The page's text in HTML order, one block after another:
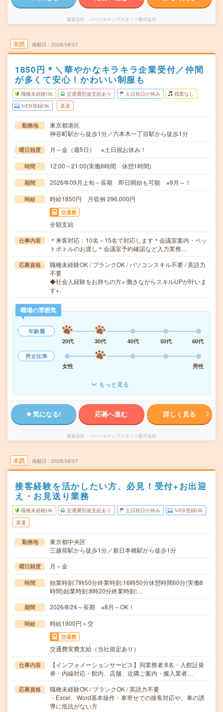
派遣会社 パーソルテンプスタッフ株式会社
未読 掲載日 2026/08/07
1850円＊＼華やかなキラキラ企業受付／仲間
が多くて安心！かわいい制服も
職種未経験OK 交通費別途支給あり 土日祝日が休み 残業なし
WEB登録OK 派遣
勤務地
東京都港区
神谷町駅から徒歩1分／六本木一丁目駅から徒歩1分
曜日頻度 月～金（週5日） ※土日祝お休み！
時間 12:00～21:00(実働8時間 休憩1時間)
期間 2026年09月上旬～長期 即日開始も可能 ※9月～！
時給 時給1850円 月収例 296,000円
交通費
全額支給
仕事内容
＊来客対応：10名～15名で対応します＊会議室案内・ペッ
トボトルのお渡し＊会議室予約確認など入力業務…
応募資格
職種未経験OK / ブランクOK / パソコンスキル不要 / 英語力
不要
◆社会人経験をお持ちの方+.働きながらスキルUPが叶いま
す+.
職場の雰囲気
年齢層
20代
30代 40代 50代
60代
男女比率
女性
男性
もっと見る
気になる! 応募へ進む 詳しく見る
派遣会社 パーソルテンプスタッフ株式会社
未読 掲載日 2026/08/07
接客経験を活かしたい方、必見！受付+お出迎
え・お見送り業務
職種未経験OK 交通費別途支給あり 土日祝日が休み WEB登録OK
派遣
勤務地
東京都中央区
三越前駅から徒歩1分／新日本橋駅から徒歩1分
曜日頻度 月～金
時間
始業時刻:7時50分終業時刻:16時50分休憩時間60分(実働8
時間)始業時刻:8時20分終業時刻:…
期間 2026/8/24～長期 ※8月～OK！
時給 時給1900円＋交
交通費
交通費実費支給（当社規定あり）
仕事内容
【インフォメーションサービス】同業務者:8名・入館証発
券・内線対応・館内、店舗、近隣ご案内・搬入業者…
応募資格
職種未経験OK / ブランクOK / 英語力不要
・Excel、Word基本操作・車寄せでの接客対応や、車の誘
導に抵抗がない方